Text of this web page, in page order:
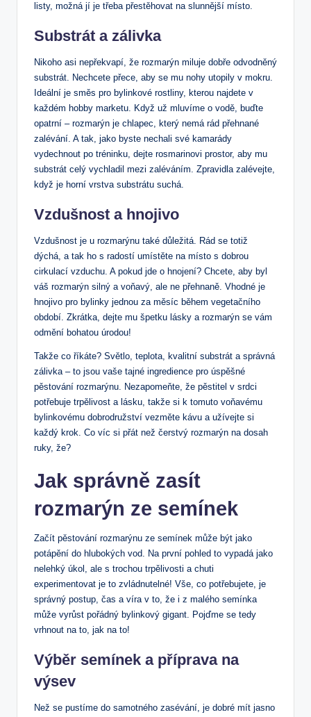
listy, možná jí je třeba přestěhovat na slunnější místo.
Substrát a zálivka
Nikoho asi nepřekvapí, že rozmarýn miluje dobře odvodněný
substrát. Nechcete přece, aby se mu nohy utopily v mokru.
Ideální je směs pro bylinkové rostliny, kterou najdete v
každém hobby marketu. Když už mluvíme o vodě, buďte
opatrní – rozmarýn je chlapec, který nemá rád přehnané
zalévání. A tak, jako byste nechali své kamarády
vydechnout po tréninku, dejte rosmarinovi prostor, aby mu
substrát celý vychladil mezi zaléváním. Zpravidla zalévejte,
když je horní vrstva substrátu suchá.
Vzdušnost a hnojivo
Vzdušnost je u rozmarýnu také důležitá. Rád se totiž
dýchá, a tak ho s radostí umístěte na místo s dobrou
cirkulací vzduchu. A pokud jde o hnojení? Chcete, aby byl
váš rozmarýn silný a voňavý, ale ne přehnaně. Vhodné je
hnojivo pro bylinky jednou za měsíc během vegetačního
období. Zkrátka, dejte mu špetku lásky a rozmarýn se vám
odmění bohatou úrodou!
Takže co říkáte? Světlo, teplota, kvalitní substrát a správná
zálivka – to jsou vaše tajné ingredience pro úspěšné
pěstování rozmarýnu. Nezapomeňte, že pěstitel v srdci
potřebuje trpělivost a lásku, takže si k tomuto voňavému
bylinkovému dobrodružství vezměte kávu a užívejte si
každý krok. Co víc si přát než čerstvý rozmarýn na dosah
ruky, že?
Jak správně zasít
rozmarýn ze semínek
Začít pěstování rozmarýnu ze semínek může být jako
potápění do hlubokých vod. Na první pohled to vypadá jako
nelehký úkol, ale s trochou trpělivosti a chuti
experimentovat je to zvládnutelné! Vše, co potřebujete, je
správný postup, čas a víra v to, že i z malého semínka
může vyrůst pořádný bylinkový gigant. Pojďme se tedy
vrhnout na to, jak na to!
Výběr semínek a příprava na
výsev
Než se pustíme do samotného zasévání, je dobré mít jasno